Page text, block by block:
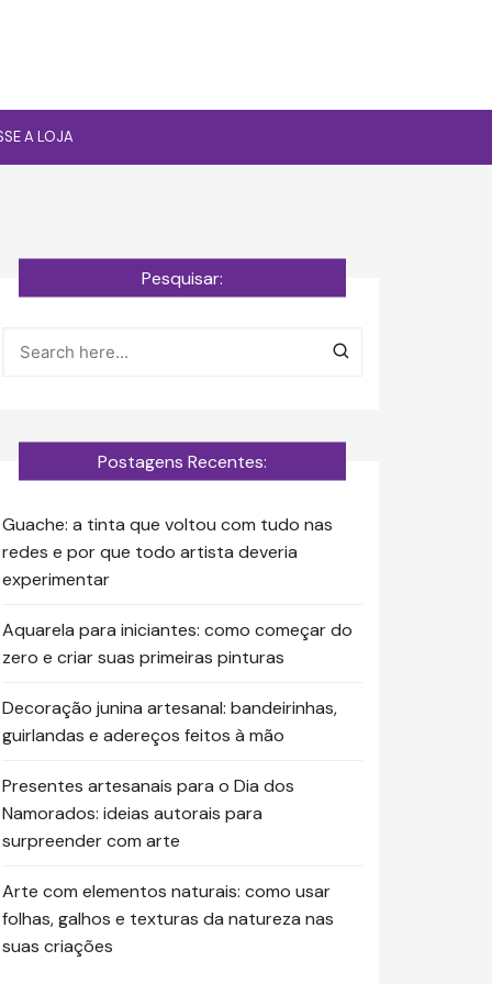
A LOJA
Pesquisar:
Postagens Recentes:
Guache: a tinta que voltou com tudo nas
redes e por que todo artista deveria
experimentar
Aquarela para iniciantes: como começar do
zero e criar suas primeiras pinturas
Decoração junina artesanal: bandeirinhas,
guirlandas e adereços feitos à mão
Presentes artesanais para o Dia dos
Namorados: ideias autorais para
surpreender com arte
Arte com elementos naturais: como usar
folhas, galhos e texturas da natureza nas
suas criações